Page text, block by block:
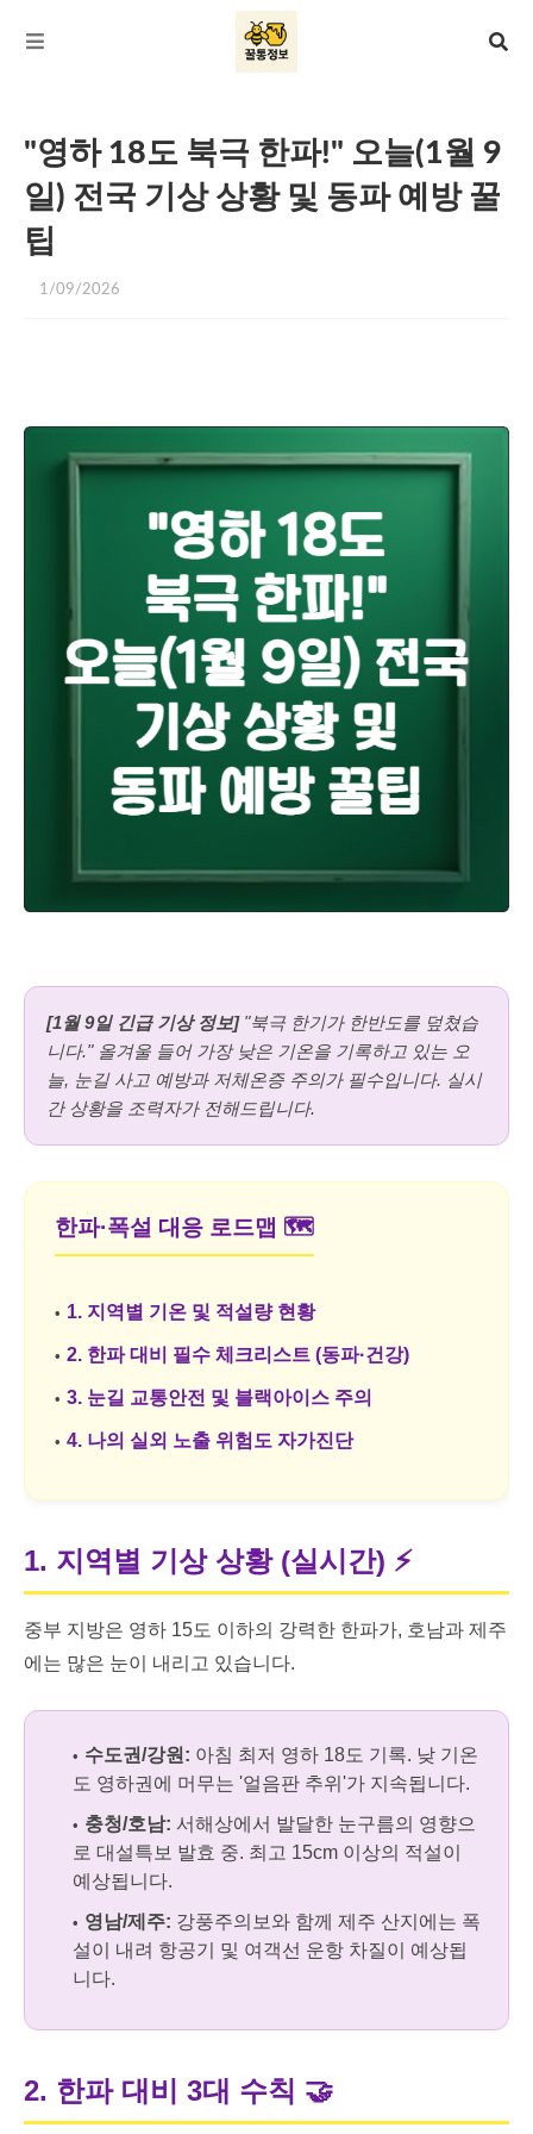
"영하 18도 북극 한파!" 오늘(1월 9
일) 전국 기상 상황 및 동파 예방 꿀
팁
1/09/2026
[1월 9일 긴급 기상 정보]"북극 한기가 한반도를 덮쳤습
니다." 올겨울 들어 가장 낮은 기온을 기록하고 있는 오
늘, 눈길 사고 예방과 저체온증 주의가 필수입니다. 실시
간 상황을 조력자가 전해드립니다.
한파·폭설 대응 로드맵 🗺️
1. 지역별 기온 및 적설량 현황
2. 한파 대비 필수 체크리스트 (동파·건강)
3. 눈길 교통안전 및 블랙아이스 주의
4. 나의 실외 노출 위험도 자가진단
1. 지역별 기상 상황 (실시간) ⚡
중부 지방은 영하 15도 이하의 강력한 한파가, 호남과 제주
에는 많은 눈이 내리고 있습니다.
수도권/강원: 아침 최저 영하 18도 기록. 낮 기온
도 영하권에 머무는 '얼음판 추위'가 지속됩니다.
충청/호남: 서해상에서 발달한 눈구름의 영향으
로 대설특보 발효 중. 최고 15cm 이상의 적설이
예상됩니다.
영남/제주: 강풍주의보와 함께 제주 산지에는 폭
설이 내려 항공기 및 여객선 운항 차질이 예상됩
니다.
2. 한파 대비 3대 수칙 🤝